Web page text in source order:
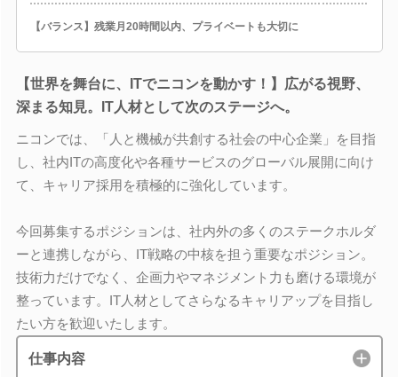
【バランス】残業月20時間以内、プライベートも大切に
【世界を舞台に、ITでニコンを動かす！】広がる視野、
深まる知見。IT人材として次のステージへ。
ニコンでは、「人と機械が共創する社会の中心企業」を目指
し、社内ITの高度化や各種サービスのグローバル展開に向け
て、キャリア採用を積極的に強化しています。
今回募集するポジションは、社内外の多くのステークホルダ
ーと連携しながら、IT戦略の中核を担う重要なポジション。
技術力だけでなく、企画力やマネジメント力も磨ける環境が
整っています。IT人材としてさらなるキャリアップを目指し
たい方を歓迎いたします。
仕事内容